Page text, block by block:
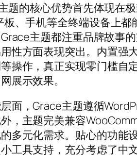
题的核心优势首先体现在
板、手机等全终端设备上
主题都注重品牌故事
性方面表现突出。内置强
操作，真正实现零门槛自
展示效果。
面，Grace主题遵循
，主题完美兼容
多元化需求。贴心的功能
工具支持，充分考虑了中